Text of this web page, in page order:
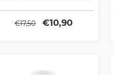
generale
€17,50 €10,90